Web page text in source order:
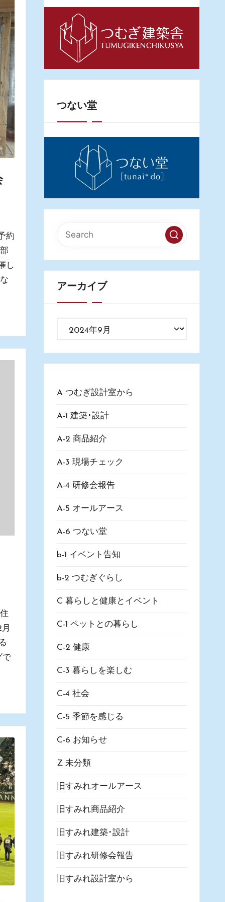
約
し
で
つない堂
アーカイブ
カ
A つむぎ設計室から
A-1 建築･設計
A-2 商品紹介
A-3 現場チェック
A-4 研修会報告
A-5 オールアース
A-6 つない堂
b-1 イベント告知
b-2 つむぎぐらし
C 暮らしと健康とイベント
C-1 ペットとの暮らし
C-2 健康
C-3 暮らしを楽しむ
C-4 社会
C-5 季節を感じる
C-6 お知らせ
Z 未分類
旧すみれオールアース
旧すみれ商品紹介
旧すみれ建築･設計
旧すみれ研修会報告
旧すみれ設計室から